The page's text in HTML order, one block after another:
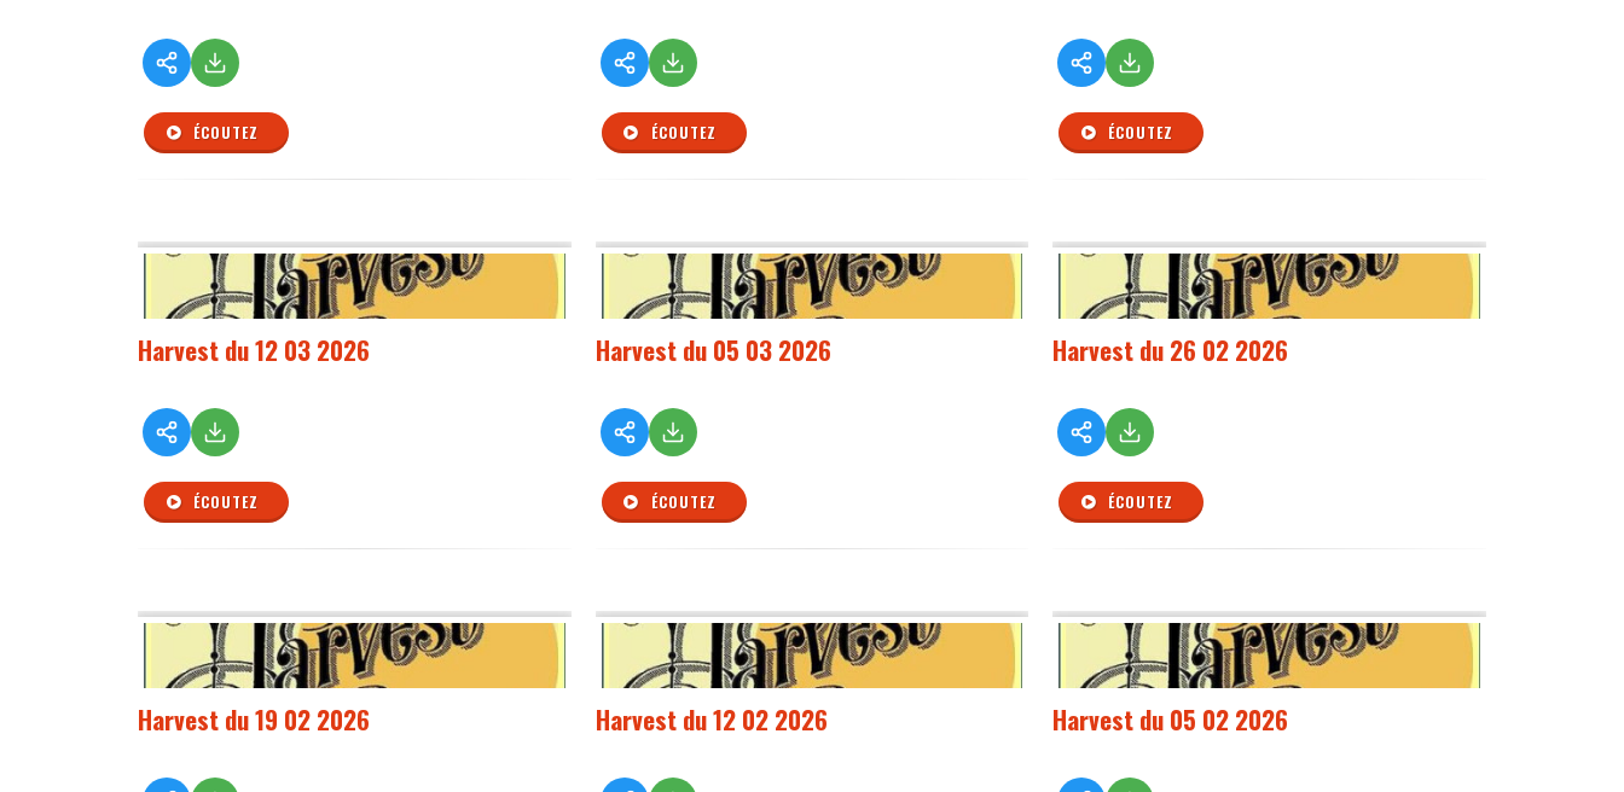
ÉCOUTEZ ÉCOUTEZ ÉCOUTEZ
Harvest du 12 03 2026
ÉCOUTEZ
Harvest du 05 03 2026
ÉCOUTEZ
Harvest du 26 02 2026
ÉCOUTEZ
Harvest du 19 02 2026 Harvest du 12 02 2026 Harvest du 05 02 2026